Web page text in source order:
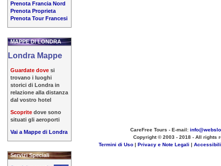
CareFree Tours - E-mail:
Copyright © 2003 - 2018 - All rights
Termini di Uso | Privacy e Note Legali |
Prenota Francia Nord
Prenota Proprieta
Prenota Tour Francesi
MAPPE DI LONDRA
Londra Mappe
Guardate dove si
trovano i luoghi
storici di Londra in
relazione alla distanza
dal vostro hotel
Scoprite dove sono
situati gli aeroporti
Vai a Mappe di Londra
Servizi Speciali